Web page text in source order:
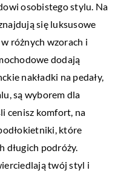
osobistego stylu. Na
się luksusowe
różnych wzorach i
dodają
nakładki na pedały,
są wyborem dla
cenisz komfort, na
które
długich podróży.
twój styl i